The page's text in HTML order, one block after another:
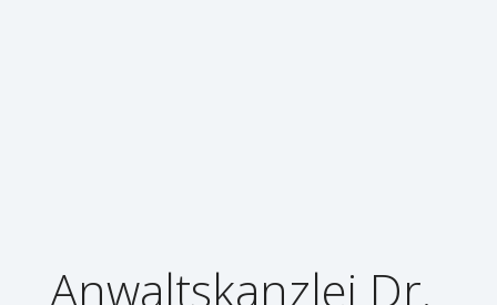
Anwaltskanzlei Dr.